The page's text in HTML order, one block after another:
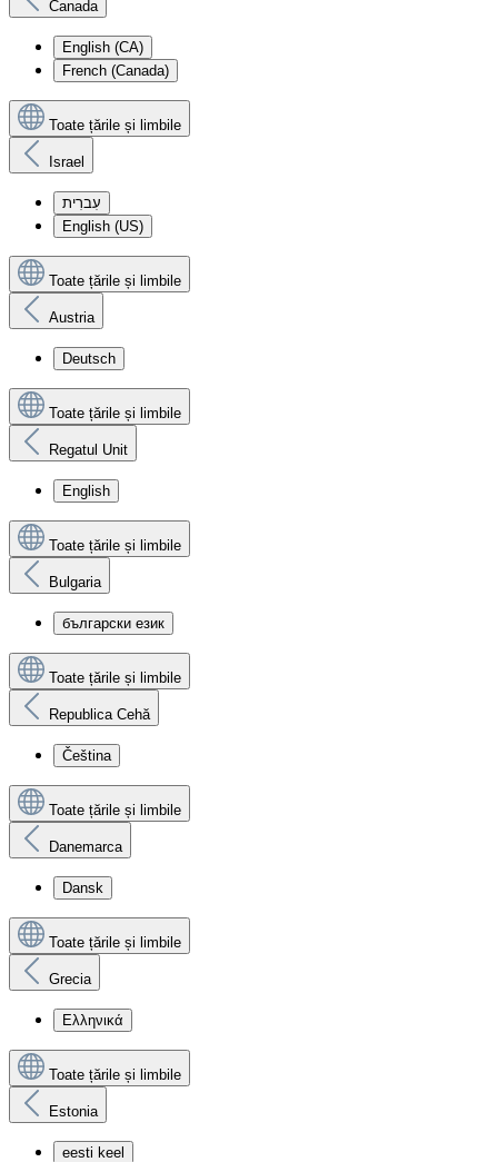
Canada
English (CA)
French (Canada)
Toate țările și limbile
Israel
עִברִית
English (US)
Toate țările și limbile
Austria
Deutsch
Toate țările și limbile
Regatul Unit
English
Toate țările și limbile
Bulgaria
български език
Toate țările și limbile
Republica Cehă
Čeština
Toate țările și limbile
Danemarca
Dansk
Toate țările și limbile
Grecia
Ελληνικά
Toate țările și limbile
Estonia
eesti keel